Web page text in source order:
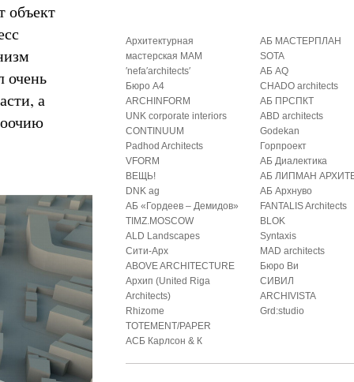
объект
очень
а
Архитектурная
мастерская МАМ
′nefa′architects′
Бюро А4
ARCHINFORM
UNK corporate interiors
CONTINUUM
Padhod Architects
VFORM
ВЕЩЬ!
DNK ag
АБ «Гордеев – Демидов»
TIMZ.MOSCOW
ALD Landscapes
Сити-Арх
ABOVE ARCHITECTURE
Архип (United Riga
Architects)
Rhizome
TOTEMENT/PAPER
АСБ Карлсон & К
АБ МАСТЕРПЛАН
SOTA
АБ AQ
CHADO architects
АБ ПРСПКТ
ABD architects
Godekan
Горпроект
АБ Диалектика
АБ ЛИПМАН
АБ Архнуво
FANTALIS Architects
BLOK
Syntaxis
MAD architects
Бюро Ви
СИВИЛ
ARCHIVISTA
Grd:studio